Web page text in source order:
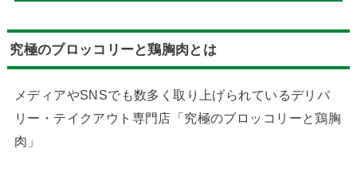
究極のブロッコリーと鶏胸肉とは
メディアやSNSでも数多く取り上げられているデリバ
リー・テイクアウト専門店「究極のブロッコリーと鶏胸
肉」